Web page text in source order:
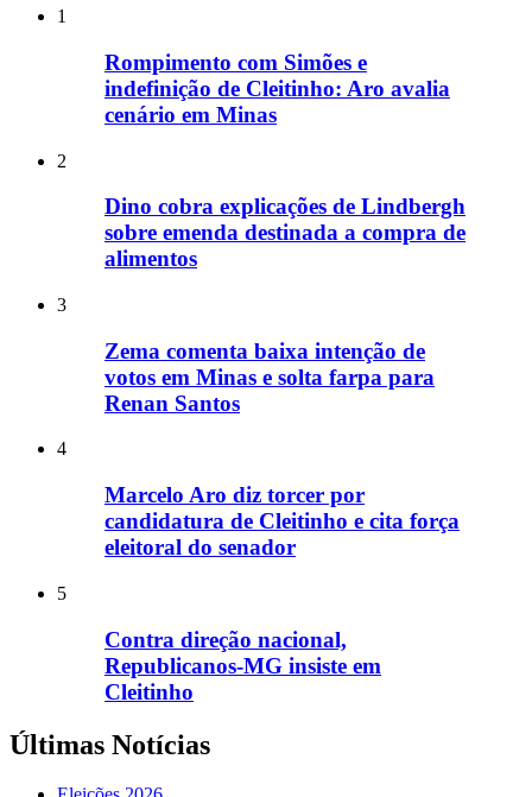
1
Rompimento com Simões e
indefinição de Cleitinho: Aro avalia
cenário em Minas
2
Dino cobra explicações de Lindbergh
sobre emenda destinada a compra de
alimentos
3
Zema comenta baixa intenção de
votos em Minas e solta farpa para
Renan Santos
4
Marcelo Aro diz torcer por
candidatura de Cleitinho e cita força
eleitoral do senador
5
Contra direção nacional,
Republicanos-MG insiste em
Cleitinho
Últimas Notícias